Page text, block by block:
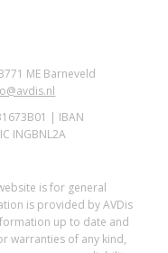
ME Barneveld
| IBAN
INGBNL2A
is for general
is provided by AVDis
up to date and
warranties of any kind,